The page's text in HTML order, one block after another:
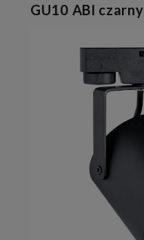
GU10 ABI czarny